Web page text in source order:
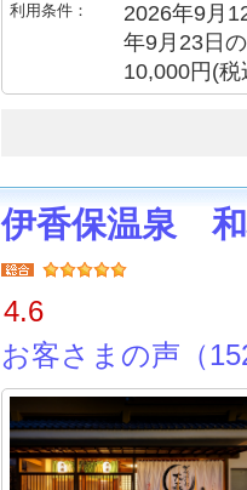
利用条件：
2026年9月
年9月23日
10,000円(
伊香保温泉
4.6
お客さまの声（